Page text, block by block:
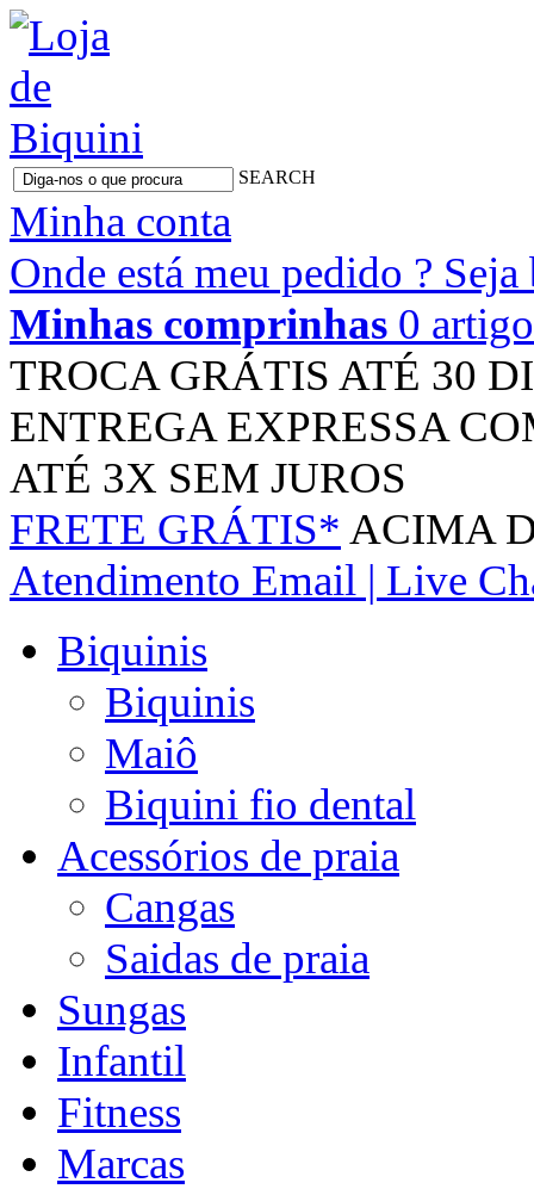
SEARCH
Minha conta
Onde está meu pedido ?
Minhas comprinhas 0
TROCA GRÁTIS ATÉ 30
ENTREGA EXPRESSA
ATÉ 3X SEM JUROS
FRETE GRÁTIS* ACIMA
Atendimento Email | Live
Biquinis
Biquinis
Maiô
Biquini fio dental
Acessórios de praia
Cangas
Saidas de praia
Sungas
Infantil
Fitness
Marcas